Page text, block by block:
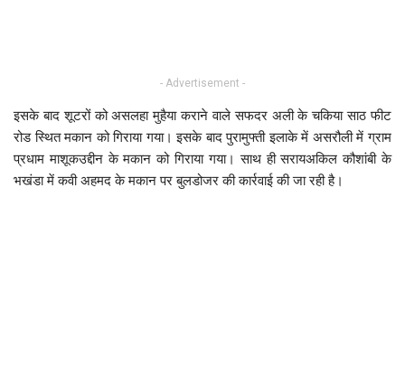
- Advertisement -
इसके बाद शूटरों को असलहा मुहैया कराने वाले सफदर अली के चकिया साठ फीट
रोड स्थित मकान को गिराया गया। इसके बाद पुरामुफ्ती इलाके में असरौली में ग्राम
प्रधाम माशूकउद्दीन के मकान को गिराया गया। साथ ही सरायअकिल कौशांबी के
भखंडा में कवी अहमद के मकान पर बुलडोजर की कार्रवाई की जा रही है।